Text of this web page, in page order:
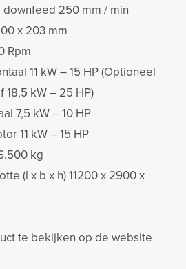
250 mm / min
x 203 mm
Rpm
11 kW – 15 HP (Optioneel
18,5 kW – 25 HP)
7,5 kW – 10 HP
11 kW – 15 HP
kg
(l x b x h) 11200 x 2900 x
te bekijken op de website